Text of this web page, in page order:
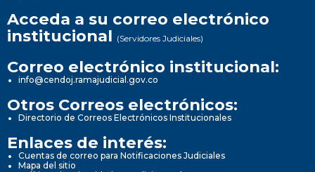
Acceda a su correo electrónico
institucional (Servidores Judiciales)
Correo electrónico institucional:
info@cendoj.ramajudicial.gov.co
Otros Correos electrónicos:
Directorio de Correos Electrónicos Institucionales
Enlaces de interés:
Cuentas de correo para Notificaciones Judiciales
Mapa del sitio